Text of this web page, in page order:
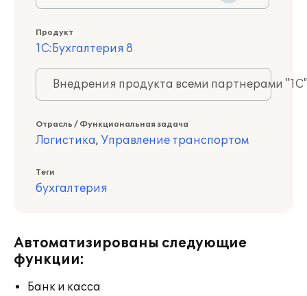
Продукт
1С:Бухгалтерия 8
Внедрения продукта всеми партнерами
Отрасль / Функциональная задача
Логистика, Управление транспортом
Теги
бухгалтерия
Автоматизированы следующие
функции:
Банк и касса